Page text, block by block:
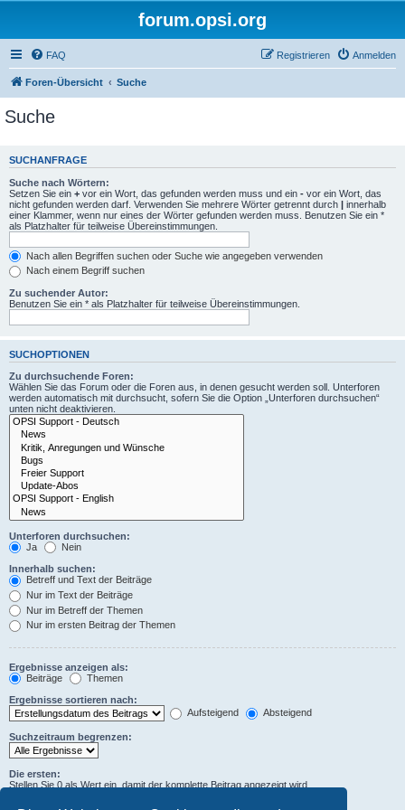
forum.opsi.org
FAQ Anmelden
Registrieren
Foren-Übersicht Suche
Suche
SUCHANFRAGE
Suche nach Wörtern:
Setzen Sie ein + vor ein Wort, das gefunden werden muss und ein - vor ein Wort, das
nicht gefunden werden darf. Verwenden Sie mehrere Wörter getrennt durch | innerhalb
einer Klammer, wenn nur eines der Wörter gefunden werden muss. Benutzen Sie ein *
als Platzhalter für teilweise Übereinstimmungen.
Nach allen Begriffen suchen oder Suche wie angegeben verwenden
Nach einem Begriff suchen
Zu suchender Autor:
Benutzen Sie ein * als Platzhalter für teilweise Übereinstimmungen.
SUCHOPTIONEN
Zu durchsuchende Foren:
Wählen Sie das Forum oder die Foren aus, in denen gesucht werden soll. Unterforen
werden automatisch mit durchsucht, sofern Sie die Option „Unterforen durchsuchen“
unten nicht deaktivieren.
Unterforen durchsuchen:
Ja
Nein
Innerhalb suchen:
Betreff und Text der Beiträge
Nur im Text der Beiträge
Nur im Betreff der Themen
Nur im ersten Beitrag der Themen
Ergebnisse anzeigen als:
Beiträge
Themen
Ergebnisse sortieren nach:
Aufsteigend
Absteigend
Suchzeitraum begrenzen:
Die ersten:
Stellen Sie 0 als Wert ein, damit der komplette Beitrag angezeigt wird.